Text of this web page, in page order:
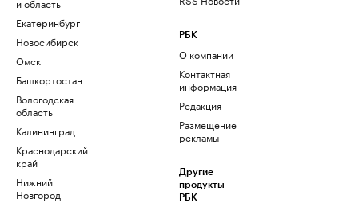
Екатеринбург
Новосибирск
Омск
Башкортостан
Вологодская
область
Калининград
Краснодарский
край
Нижний
Новгород
РБК
О компании
Контактная
информация
Редакция
Размещение
рекламы
Другие
продукты
РБК